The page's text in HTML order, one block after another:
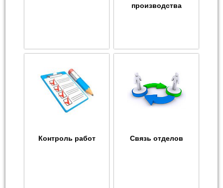
производства
Контроль работ Связь отделов